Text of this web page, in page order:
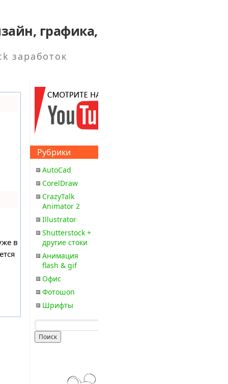
графика,
заработок
в
Рубрики
AutoCad
CorelDraw
CrazyTalk
Animator 2
Illustrator
Shutterstock +
другие стоки
Анимация
flash & gif
Офис
Фотошоп
Шрифты